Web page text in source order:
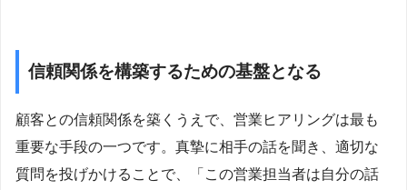
信頼関係を構築するための基盤となる
顧客との信頼関係を築くうえで、営業ヒアリングは最も
重要な手段の一つです。真摯に相手の話を聞き、適切な
質問を投げかけることで、「この営業担当者は自分の話